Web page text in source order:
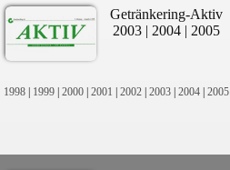
Getränkering-Aktiv
2003 | 2004 | 2005
1998 | 1999 | 2000 | 2001 | 2002 | 2003 | 2004 | 2005